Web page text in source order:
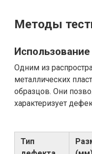
Методы
Одним из
металлических
образцов. Они
характеризует
Тип